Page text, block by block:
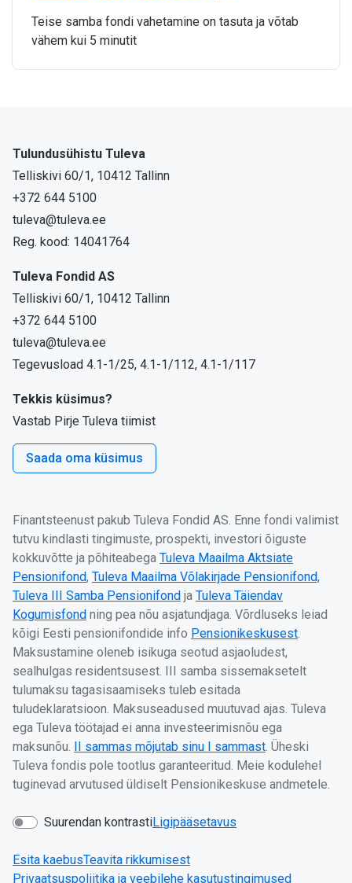
Teise samba fondi vahetamine on tasuta ja võtab
vähem kui 5 minutit
Tulundusühistu Tuleva
Telliskivi 60/1, 10412 Tallinn
+372 644 5100
tuleva@tuleva.ee
Reg. kood: 14041764
Tuleva Fondid AS
Telliskivi 60/1, 10412 Tallinn
+372 644 5100
tuleva@tuleva.ee
Tegevusload 4.1-1/25, 4.1-1/112, 4.1-1/117
Tekkis küsimus?
Vastab Pirje Tuleva tiimist
Saada oma küsimus
Finantsteenust pakub Tuleva Fondid AS. Enne fondi valimist
tutvu kindlasti tingimuste, prospekti, investori õiguste
kokkuvõtte ja põhiteabega Tuleva Maailma Aktsiate
Pensionifond, Tuleva Maailma Võlakirjade Pensionifond,
Tuleva III Samba Pensionifond ja Tuleva Täiendav
Kogumisfond ning pea nõu asjatundjaga. Võrdluseks leiad
kõigi Eesti pensionifondide info Pensionikeskusest.
Maksustamine oleneb isikuga seotud asjaoludest,
sealhulgas residentsusest. III samba sissemaksetelt
tulumaksu tagasisaamiseks tuleb esitada
tuludeklaratsioon. Maksuseadused muutuvad ajas. Tuleva
ega Tuleva töötajad ei anna investeerimisnõu ega
maksunõu. II sammas mõjutab sinu I sammast. Üheski
Tuleva fondis pole tootlus garanteeritud. Meie kodulehel
tuginevad arvutused üldiselt Pensionikeskuse andmetele.
Suurendan kontrastiLigipääsetavus
Esita kaebusTeavita rikkumisest
Privaatsuspoliitika ja veebilehe kasutustingimused